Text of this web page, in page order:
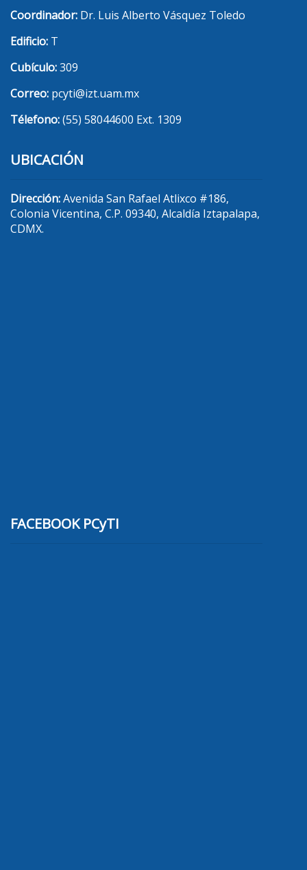
Coordinador: Dr. Luis Alberto Vásquez Toledo
Edificio: T
Cubículo:309
Correo: pcyti@izt.uam.mx
Télefono:(55) 58044600 Ext. 1309
UBICACIÓN
Dirección:Avenida San Rafael Atlixco #186,
Colonia Vicentina, C.P. 09340, Alcaldía Iztapalapa,
CDMX.
FACEBOOK PCyTI